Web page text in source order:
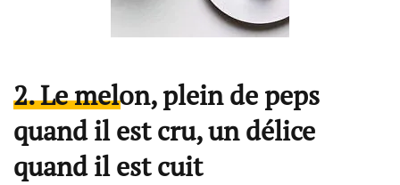
2. Le melon, plein de peps
quand il est cru, un délice
quand il est cuit